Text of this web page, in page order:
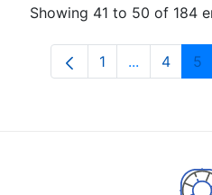
Showing 41 to 50 of 184
Page
1 ... Page
4 5